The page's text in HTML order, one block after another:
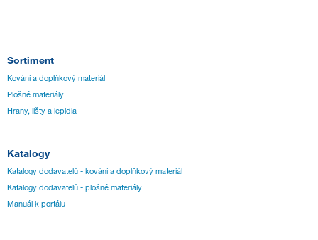
Sortiment
Kování a doplňkový materiál
Plošné materiály
Hrany, lišty a lepidla
Katalogy
Katalogy dodavatelů - kování a doplňkový materiál
Katalogy dodavatelů - plošné materiály
Manuál k portálu